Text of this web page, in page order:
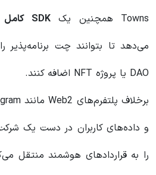
Towns همچنین یک
SDK کامل
DAO یا پروژه NFT اضافه کنند.
را به قراردادهای هوشمند منتقل